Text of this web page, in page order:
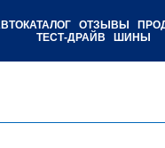
ОТЗЫВЫ
ТЕСТ-ДРАЙВ
ШИНЫ